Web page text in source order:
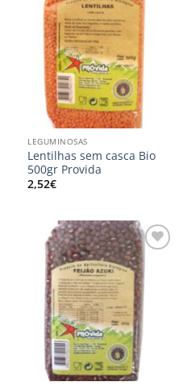
Adicionar
aos
desejos
LEGUMINOSAS
Lentilhas sem casca Bio
500gr Provida
2,52€
Adicionar
aos
meus
desejos